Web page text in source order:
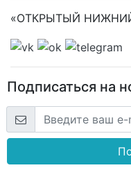
«ОТКРЫТЫЙ
Подписаться на